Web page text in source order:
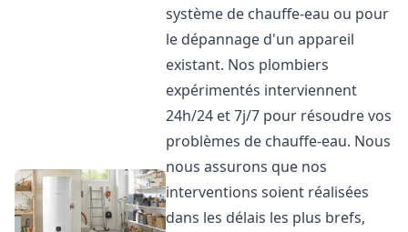
système de chauffe-eau ou pour
le dépannage d'un appareil
existant. Nos plombiers
expérimentés interviennent
24h/24 et 7j/7 pour résoudre vos
problèmes de chauffe-eau. Nous
nous assurons que nos
interventions soient réalisées
dans les délais les plus brefs,